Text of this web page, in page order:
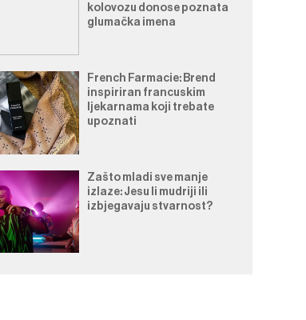
kolovozu donose poznata
glumačka imena
French Farmacie: Brend
inspiriran francuskim
ljekarnama koji trebate
upoznati
Zašto mladi sve manje
izlaze: Jesu li mudriji ili
izbjegavaju stvarnost?